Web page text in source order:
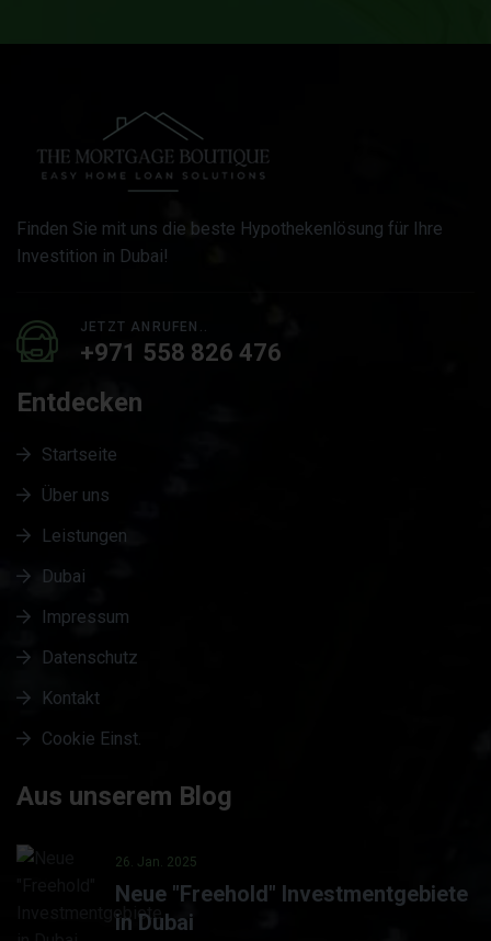
Finden Sie mit uns die beste Hypothekenlösung für Ihre
Investition in Dubai!
JETZT ANRUFEN..
+971 558 826 476
Entdecken
Startseite
Über uns
Leistungen
Dubai
Impressum
Datenschutz
Kontakt
Cookie Einst.
Aus unserem Blog
26. Jan. 2025
Neue "Freehold" Investmentgebiete
in Dubai